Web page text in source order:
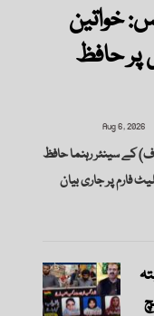
خواتین
پر حافظ
Aug 6, 2026
کے سینئر رہنما حافظ
فارم پر جاری بیان